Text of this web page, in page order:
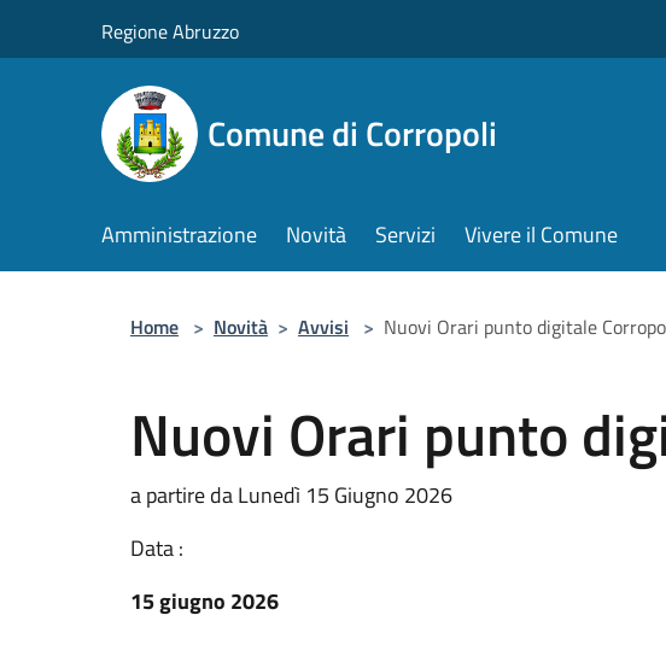
Regione Abruzzo
Comune di Corropoli
Amministrazione Novità Servizi Vivere il Comune
Home > Novità > Avvisi > Nuovi Orari punto digitale
Nuovi Orari punto
a partire da Lunedì 15 Giugno 2026
Data :
15 giugno 2026